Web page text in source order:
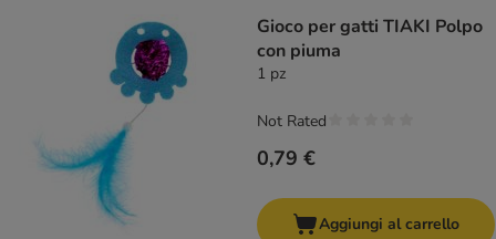
Gioco per gatti TIAKI Polpo
con piuma
1 pz
0,79 €
Not Rated
Aggiungi al carrello